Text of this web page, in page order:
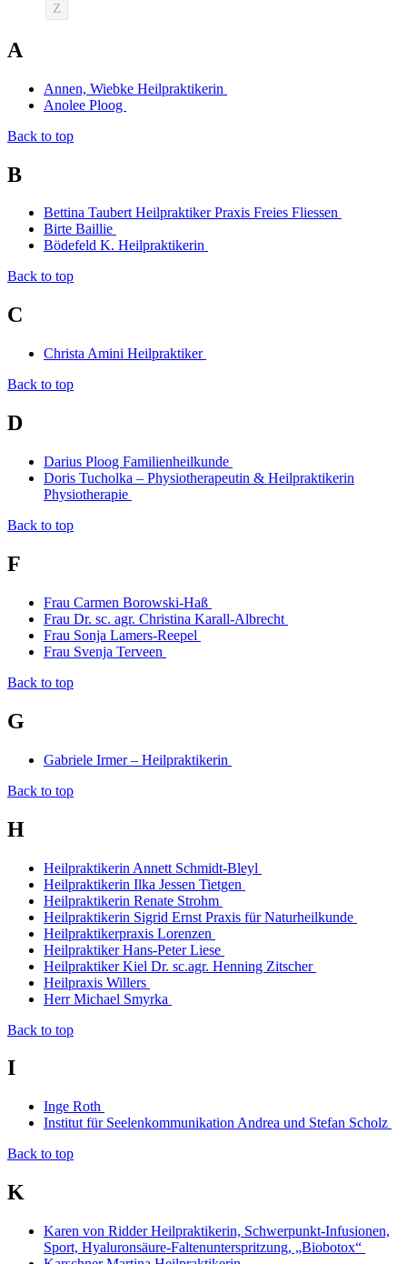
Z
A
Annen, Wiebke Heilpraktikerin
Anolee Ploog
Back to top
B
Bettina Taubert Heilpraktiker Praxis Freies Fliessen
Birte Baillie
Bödefeld K. Heilpraktikerin
Back to top
C
Christa Amini Heilpraktiker
Back to top
D
Darius Ploog Familienheilkunde
Doris Tucholka – Physiotherapeutin & Heilpraktikerin
Physiotherapie
Back to top
F
Frau Carmen Borowski-Haß
Frau Dr. sc. agr. Christina Karall-Albrecht
Frau Sonja Lamers-Reepel
Frau Svenja Terveen
Back to top
G
Gabriele Irmer – Heilpraktikerin
Back to top
H
Heilpraktikerin Annett Schmidt-Bleyl
Heilpraktikerin Ilka Jessen Tietgen
Heilpraktikerin Renate Strohm
Heilpraktikerin Sigrid Ernst Praxis für Naturheilkunde
Heilpraktikerpraxis Lorenzen
Heilpraktiker Hans-Peter Liese
Heilpraktiker Kiel Dr. sc.agr. Henning Zitscher
Heilpraxis Willers
Herr Michael Smyrka
Back to top
I
Inge Roth
Institut für Seelenkommunikation Andrea und Stefan Scholz
Back to top
K
Karen von Ridder Heilpraktikerin, Schwerpunkt-Infusionen,
Sport, Hyaluronsäure-Faltenunterspritzung, „Biobotox“